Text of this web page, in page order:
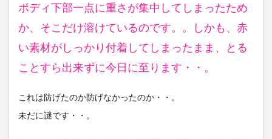
ボディ下部一点に重さが集中してしまったため
か、そこだけ溶けているのです。。しかも、赤
い素材がしっかり付着してしまったまま、とる
ことすら出来ずに今日に至ります・・。
これは防げたのか防げなかったのか・・。
未だに謎です・・。